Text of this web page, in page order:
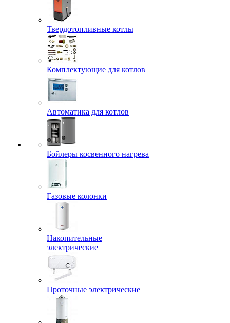
Твердотопливные котлы
Комплектующие для котлов
Автоматика для котлов
Бойлеры косвенного нагрева
Газовые колонки
Накопительные
электрические
Проточные электрические